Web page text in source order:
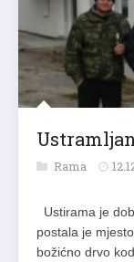
Rama
Ustirama je
postala je
božićno drvo